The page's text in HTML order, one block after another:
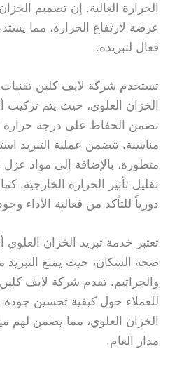
الحرارة العالية. إن تصميم
عرضة لارتفاع الحرارة، مما
فعال لتبريده.
تستخدم شركة لايف كلين تقنيات
الخزان العلوي، حيث يتم تركيب
تضمن الحفاظ على درجة حرارة
مناسبة. تتضمن عملية التبريد
متطورة، بالإضافة إلى مواد عزل
تقليل تأثير الحرارة الخارجية.
دورياً للتأكد من فعالية الأداء
تعتبر خدمة تبريد الخزان
صحة السكان، حيث يمنع التبريد
والجراثيم. تقدم شركة لايف
للعملاء حول كيفية تحسين جودة
الخزان العلوي، مما يضمن لهم
مدار العام.